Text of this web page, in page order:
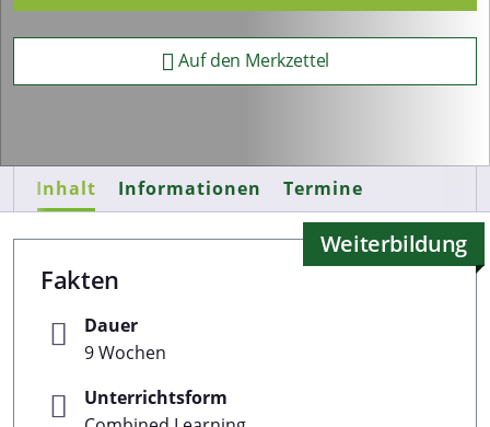
Auf den Merkzettel
Inhalt Informationen Termine
Fakten
Weiterbildung
Dauer
9 Wochen
Unterrichtsform